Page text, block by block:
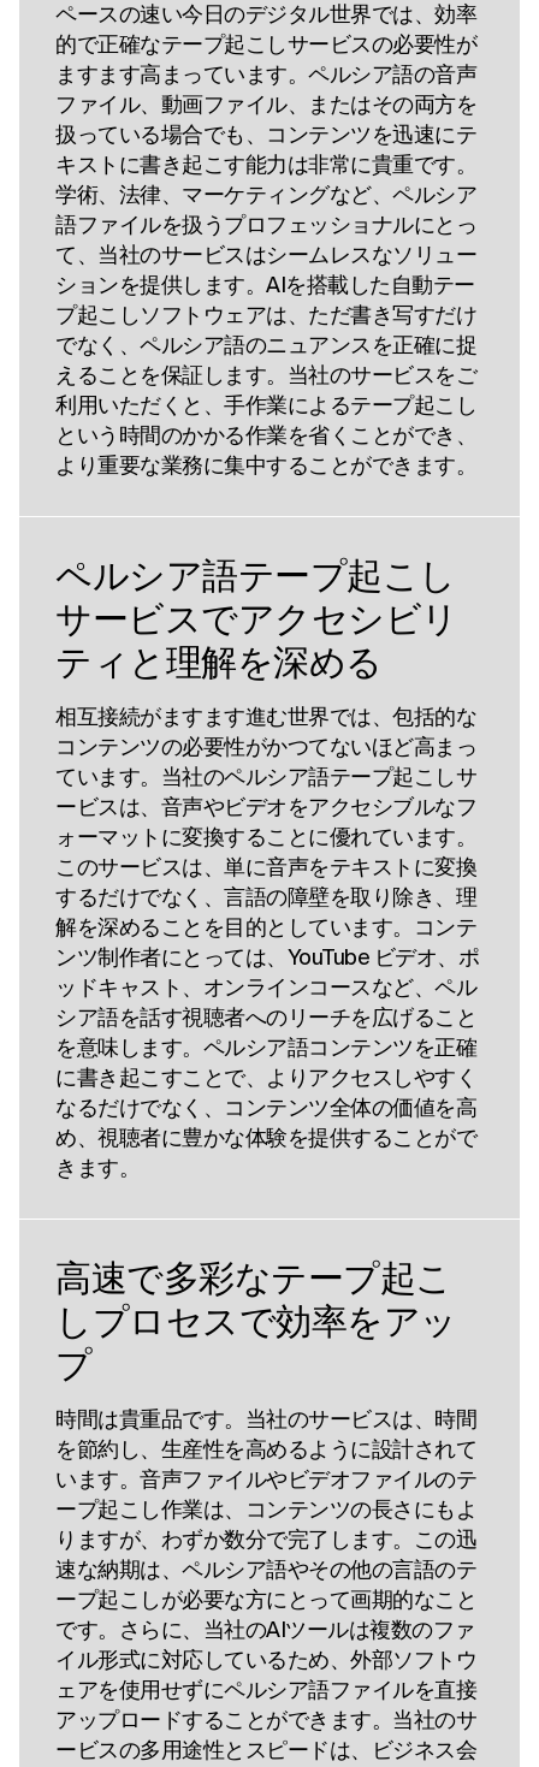
ペースの速い今日のデジタル世界では、効率
的で正確なテープ起こしサービスの必要性が
ますます高まっています。ペルシア語の音声
ファイル、動画ファイル、またはその両方を
扱っている場合でも、コンテンツを迅速にテ
キストに書き起こす能力は非常に貴重です。
学術、法律、マーケティングなど、ペルシア
語ファイルを扱うプロフェッショナルにとっ
て、当社のサービスはシームレスなソリュー
ションを提供します。AIを搭載した自動テー
プ起こしソフトウェアは、ただ書き写すだけ
でなく、ペルシア語のニュアンスを正確に捉
えることを保証します。当社のサービスをご
利用いただくと、手作業によるテープ起こし
という時間のかかる作業を省くことができ、
より重要な業務に集中することができます。
ペルシア語テープ起こし
サービスでアクセシビリ
ティと理解を深める
相互接続がますます進む世界では、包括的な
コンテンツの必要性がかつてないほど高まっ
ています。当社のペルシア語テープ起こしサ
ービスは、音声やビデオをアクセシブルなフ
ォーマットに変換することに優れています。
このサービスは、単に音声をテキストに変換
するだけでなく、言語の障壁を取り除き、理
解を深めることを目的としています。コンテ
ンツ制作者にとっては、YouTube ビデオ、ポ
ッドキャスト、オンラインコースなど、ペル
シア語を話す視聴者へのリーチを広げること
を意味します。ペルシア語コンテンツを正確
に書き起こすことで、よりアクセスしやすく
なるだけでなく、コンテンツ全体の価値を高
め、視聴者に豊かな体験を提供することがで
きます。
高速で多彩なテープ起こ
しプロセスで効率をアッ
プ
時間は貴重品です。当社のサービスは、時間
を節約し、生産性を高めるように設計されて
います。音声ファイルやビデオファイルのテ
ープ起こし作業は、コンテンツの長さにもよ
りますが、わずか数分で完了します。この迅
速な納期は、ペルシア語やその他の言語のテ
ープ起こしが必要な方にとって画期的なこと
です。さらに、当社のAIツールは複数のファ
イル形式に対応しているため、外部ソフトウ
ェアを使用せずにペルシア語ファイルを直接
アップロードすることができます。当社のサ
ービスの多用途性とスピードは、ビジネス会